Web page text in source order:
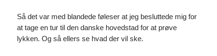
Så det var med blandede føleser at jeg besluttede mig for
at tage en tur til den danske hovedstad for at prøve
lykken. Og så ellers se hvad der vil ske.